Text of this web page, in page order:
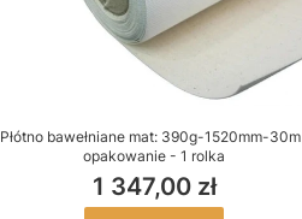
Płótno bawełniane mat: 390g-1520mm-30m |
opakowanie - 1 rolka
1 347,00 zł